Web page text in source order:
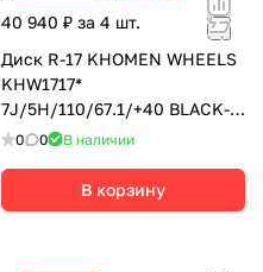
40 940 ₽ за 4 шт.
Диск R-17 KHOMEN WHEELS
KHW1717*
7J/5H/110/67.1/+40 BLACK-
FP0 0 В наличии
В корзину